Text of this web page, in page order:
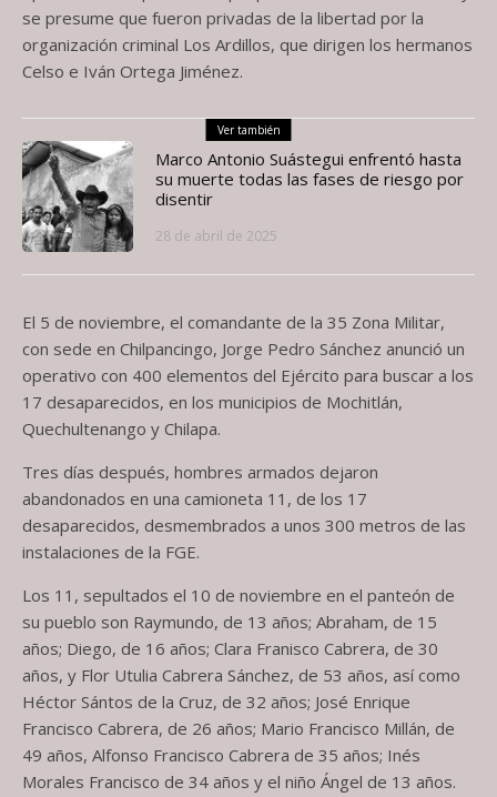
se presume que fueron privadas de la libertad por la
organización criminal Los Ardillos, que dirigen los hermanos
Celso e Iván Ortega Jiménez.
Ver también
Marco Antonio Suástegui enfrentó hasta
su muerte todas las fases de riesgo por
disentir
28 de abril de 2025
El 5 de noviembre, el comandante de la 35 Zona Militar,
con sede en Chilpancingo, Jorge Pedro Sánchez anunció un
operativo con 400 elementos del Ejército para buscar a los
17 desaparecidos, en los municipios de Mochitlán,
Quechultenango y Chilapa.
Tres días después, hombres armados dejaron
abandonados en una camioneta 11, de los 17
desaparecidos, desmembrados a unos 300 metros de las
instalaciones de la FGE.
Los 11, sepultados el 10 de noviembre en el panteón de
su pueblo son Raymundo, de 13 años; Abraham, de 15
años; Diego, de 16 años; Clara Franisco Cabrera, de 30
años, y Flor Utulia Cabrera Sánchez, de 53 años, así como
Héctor Sántos de la Cruz, de 32 años; José Enrique
Francisco Cabrera, de 26 años; Mario Francisco Millán, de
49 años, Alfonso Francisco Cabrera de 35 años; Inés
Morales Francisco de 34 años y el niño Ángel de 13 años.